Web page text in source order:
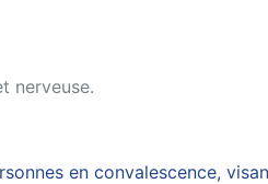
nerveuse.
en convalescence,